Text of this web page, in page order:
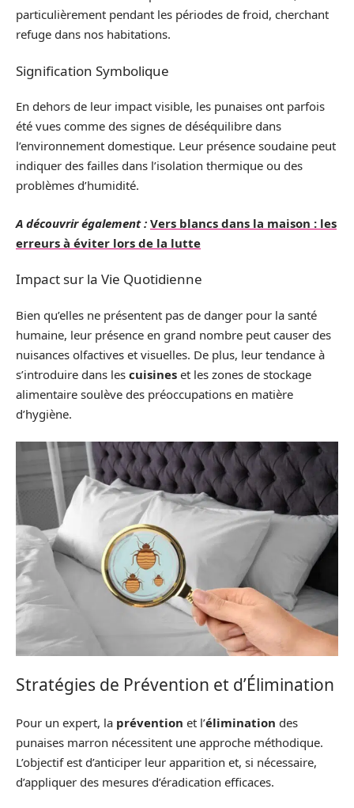
particulièrement pendant les périodes de froid, cherchant
refuge dans nos habitations.
Signification Symbolique
En dehors de leur impact visible, les punaises ont parfois
été vues comme des signes de déséquilibre dans
l’environnement domestique. Leur présence soudaine peut
indiquer des failles dans l’isolation thermique ou des
problèmes d’humidité.
A découvrir également : Vers blancs dans la maison : les
erreurs à éviter lors de la lutte
Impact sur la Vie Quotidienne
Bien qu’elles ne présentent pas de danger pour la santé
humaine, leur présence en grand nombre peut causer des
nuisances olfactives et visuelles. De plus, leur tendance à
s’introduire dans les cuisines et les zones de stockage
alimentaire soulève des préoccupations en matière
d’hygiène.
Stratégies de Prévention et d’Élimination
Pour un expert, la prévention et l’élimination des
punaises marron nécessitent une approche méthodique.
L’objectif est d’anticiper leur apparition et, si nécessaire,
d’appliquer des mesures d’éradication efficaces.